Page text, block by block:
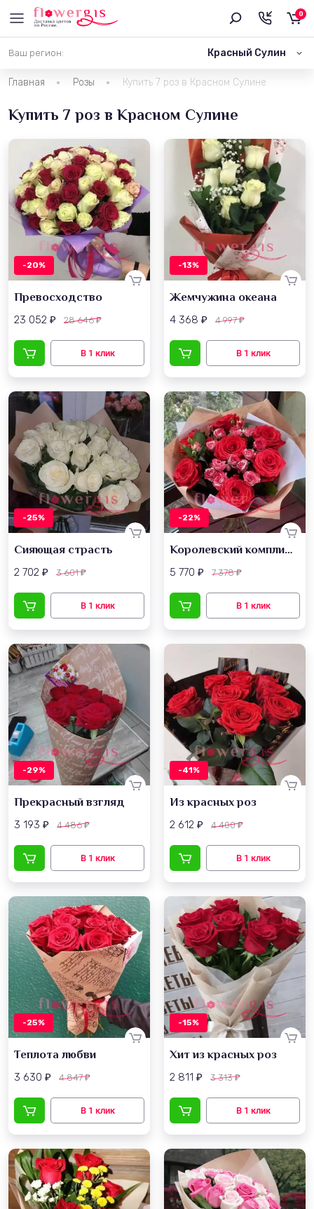
Ваш регион: Красный Сулин
0
Главная Розы Купить 7 роз в Красном Сулине
Купить 7 роз в Красном Сулине
-20%
Превосходство
23 052 ₽ 28 646₽
-13%
Жемчужина океана
4 368 ₽ 4 997₽
-25%
Сияющая страсть
2 702 ₽ 3 601₽
-22%
Королевский комплимент
5 770 ₽ 7 378₽
-29%
Прекрасный взгляд
3 193 ₽ 4 486₽
-41%
Из красных роз
2 612 ₽ 4 400₽
-25%
Теплота любви
3 630 ₽ 4 847₽
-15%
Хит из красных роз
2 811 ₽ 3 313₽